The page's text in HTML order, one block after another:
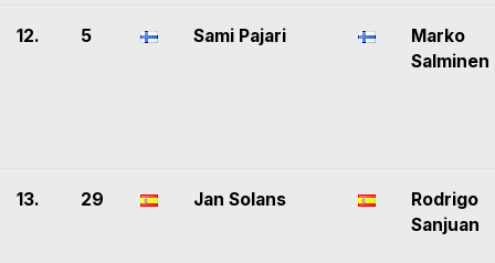
12. 5 Sami Pajari
Marko
Salminen
13. 29 Jan Solans
Rodrigo
Sanjuan